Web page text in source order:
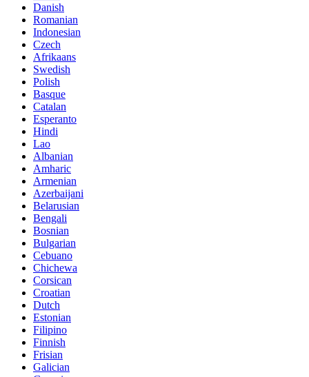
Danish
Romanian
Indonesian
Czech
Afrikaans
Swedish
Polish
Basque
Catalan
Esperanto
Hindi
Lao
Albanian
Amharic
Armenian
Azerbaijani
Belarusian
Bengali
Bosnian
Bulgarian
Cebuano
Chichewa
Corsican
Croatian
Dutch
Estonian
Filipino
Finnish
Frisian
Galician